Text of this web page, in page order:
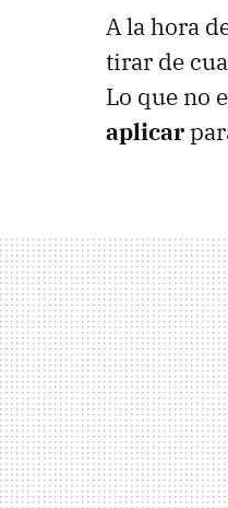
A la hora
tirar de
Lo que no
aplicar